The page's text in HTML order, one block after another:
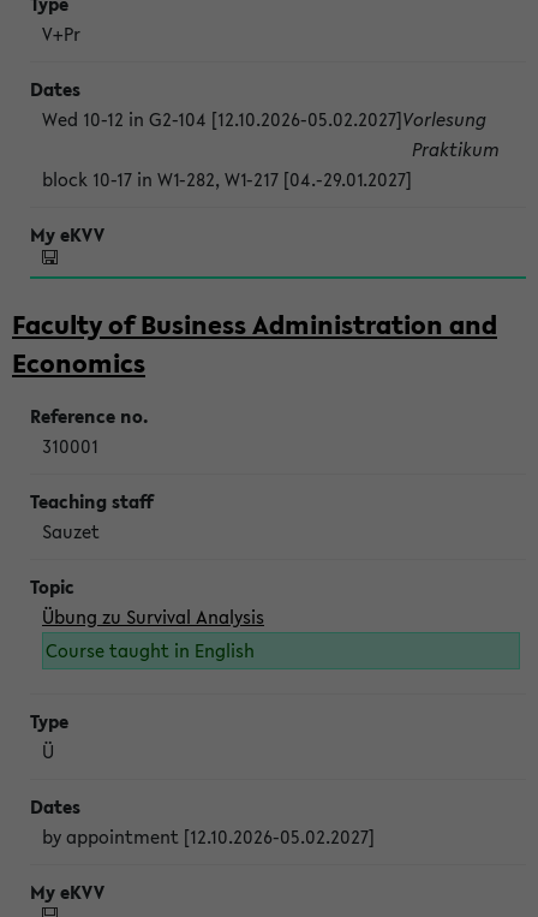
V+Pr
Wed 10-12 in G2-104 [12.10.2026-05.02.2027]Vorlesung
block 10-17 in W1-282, W1-217 [04.-29.01.2027]
Praktikum
Faculty of Business Administration and
Economics
310001
Sauzet
Übung zu Survival Analysis
Course taught in English
Ü
by appointment [12.10.2026-05.02.2027]